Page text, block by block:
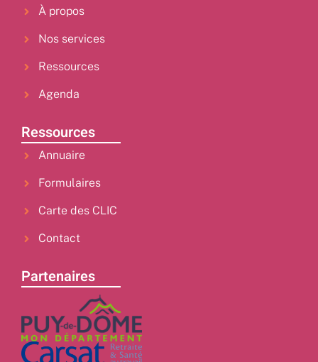
À propos
Nos services
Ressources
Agenda
Ressources
Annuaire
Formulaires
Carte des CLIC
Contact
Partenaires